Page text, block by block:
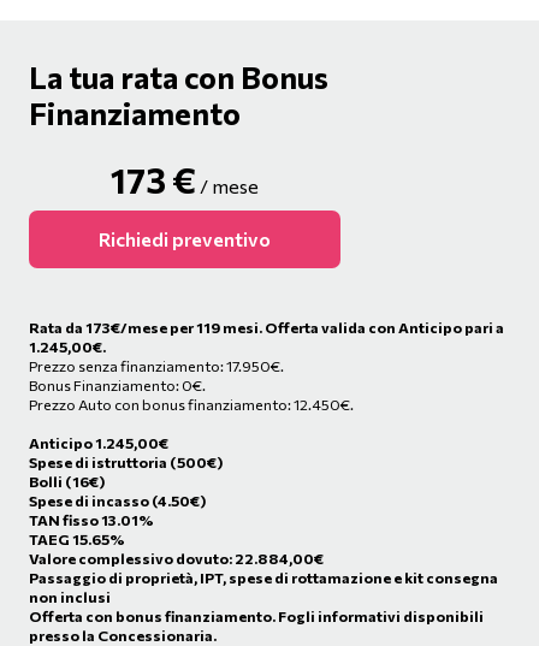
La tua rata con Bonus
Finanziamento
173 € / mese
Richiedi preventivo
Rata da 173€/mese per 119 mesi. Offerta valida con Anticipo pari a
1.245,00€.
Prezzo senza finanziamento: 17.950€.
Bonus Finanziamento: 0€.
Prezzo Auto con bonus finanziamento: 12.450€.
Anticipo1.245,00€
Spese di istruttoria (500€)
Bolli (16€)
Spese di incasso (4.50€)
TAN fisso 13.01%
TAEG 15.65%
Valore complessivo dovuto: 22.884,00€
Passaggio di proprietà, IPT, spese di rottamazione e kit consegna
non inclusi
Offerta con bonus finanziamento. Fogli informativi disponibili
presso la Concessionaria.